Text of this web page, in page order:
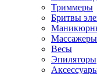
Триммеры
Бритвы
Массажеры
Весы
Эпиляторы